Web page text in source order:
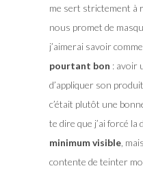
me sert strictement à
nous promet de
j’aimerai savoir
pourtant bon : avoir
d’appliquer son
c’était plutôt une
te dire que j’ai forcé la
minimum visible,
contente de teinter